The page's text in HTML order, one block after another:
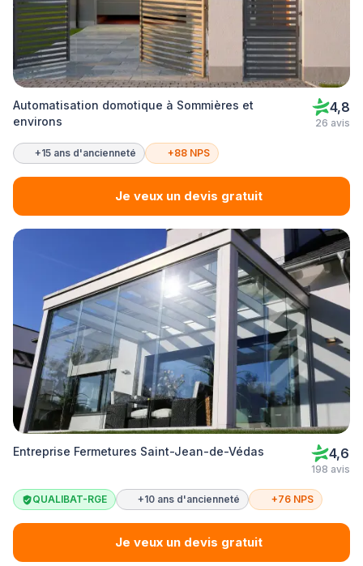
Automatisation domotique à Sommières et
environs
4,8
26 avis
+15 ans d'ancienneté +88 NPS
Je veux un devis gratuit
Entreprise Fermetures Saint-Jean-de-Védas 4,6
198 avis
QUALIBAT-RGE +10 ans d'ancienneté +76 NPS
Je veux un devis gratuit